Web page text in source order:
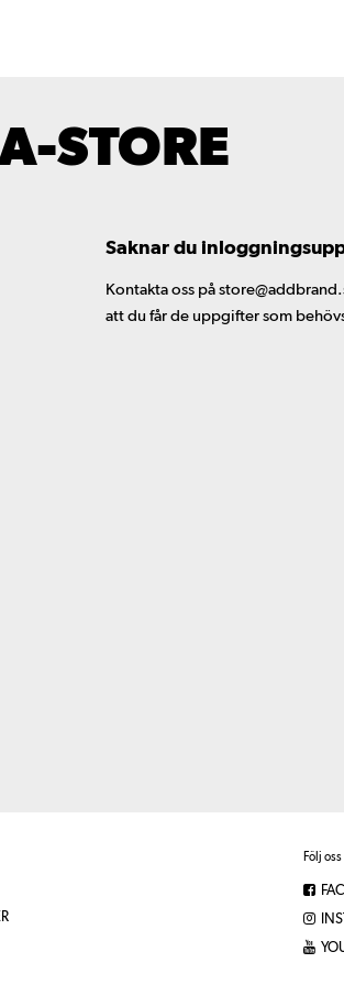
STORE
Saknar du
Kontakta oss på
att du får de uppgifter som
Följ oss